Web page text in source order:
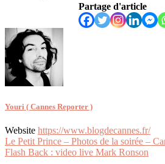
Partage d'article
Youri ( Cannes Reporter )
Website https://www.blogdecannes.fr/
Navigation
de
Le Petit Prince – Photos de la soirée –
Flash Back : video live Mark Ronson